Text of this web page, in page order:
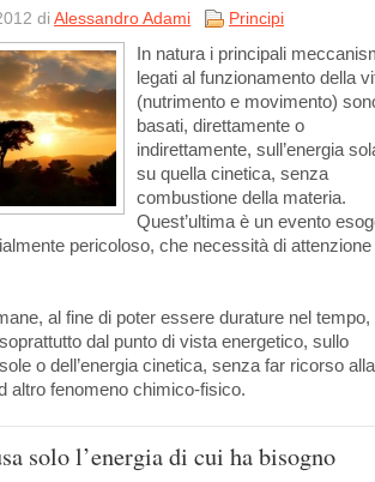
di Alessandro Adami Principi
In natura i principali
legati al funzionamento della
(nutrimento e movimento)
basati, direttamente o
indirettamente, sull’energia
su quella cinetica, senza
combustione della materia.
Quest’ultima è un evento
pericoloso, che necessità di attenzione
al fine di poter essere durature nel tempo,
dal punto di vista energetico, sullo
o dell’energia cinetica, senza far ricorso alla
altro fenomeno chimico-fisico.
solo l’energia di cui ha bisogno